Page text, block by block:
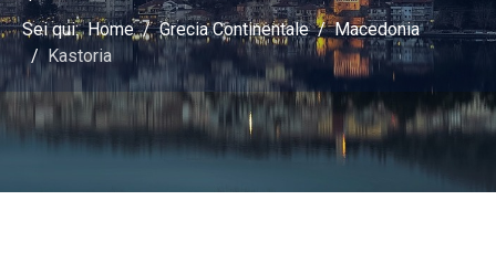
Sei qui:Home Grecia Continentale
Macedonia
Kastoria